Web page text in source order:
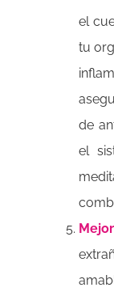
el
tu
de
el